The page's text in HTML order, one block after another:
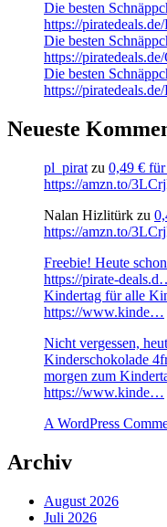
Die besten
https://
Die besten
https://
Die besten
https://
Neueste
pl_pirat zu 0,49 €
https://amzn.to/
Nalan Hizlitürk zu
https://amzn.to/
Freebie! Heute
https://pirate-
Kindertag für alle
https://www.kinde…
Nicht vergessen,
Kinderschokolade
morgen zum
https://www.kinde…
A WordPress
Archiv
August 2026
Juli 2026